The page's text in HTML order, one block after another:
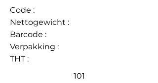
Code :
Nettogewicht :
Barcode :
Verpakking :
THT :
101